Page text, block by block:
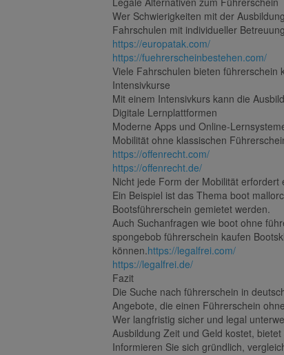
Wer Schwierigkeiten mit der
Fahrschulen mit individueller
https://europatak.com/
https://fuehrerscheinbestehen.com/
Viele Fahrschulen bieten führerschein
Intensivkurse
Mit einem Intensivkurs kann die
Digitale Lernplattformen
Moderne Apps und Online-
Mobilität ohne klassischen
https://offenrecht.com/
https://offenrecht.de/
Nicht jede Form der Mobilität
Ein Beispiel ist das Thema boot
Bootsführerschein gemietet werden.
Auch Suchanfragen wie boot ohne
spongebob führerschein kaufen
können.https://legalfrei.com/
https://legalfrei.de/
Fazit
Die Suche nach führerschein in
Angebote, die einen Führerschein
Wer langfristig sicher und legal
Ausbildung Zeit und Geld kostet,
Informieren Sie sich gründlich,